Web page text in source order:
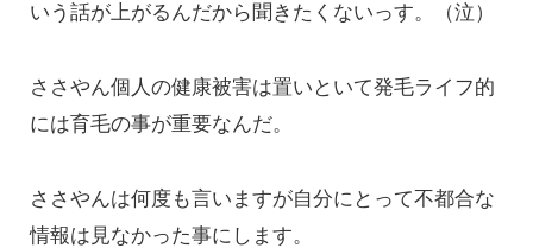
いう話が上がるんだから聞きたくないっす。（泣）
ささやん個人の健康被害は置いといて発毛ライフ的
には育毛の事が重要なんだ。
ささやんは何度も言いますが自分にとって不都合な
情報は見なかった事にします。